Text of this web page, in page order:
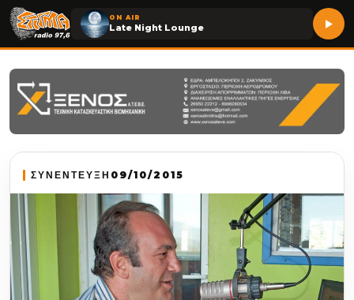
ON AIR
Late Night Lounge
ΣΥΝΕΝΤΕΥΞΗ 09/10/2015